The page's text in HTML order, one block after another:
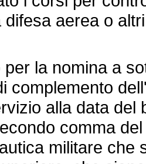
difesa aerea o
la nomina a
complemento
alla data del
comma
militare che